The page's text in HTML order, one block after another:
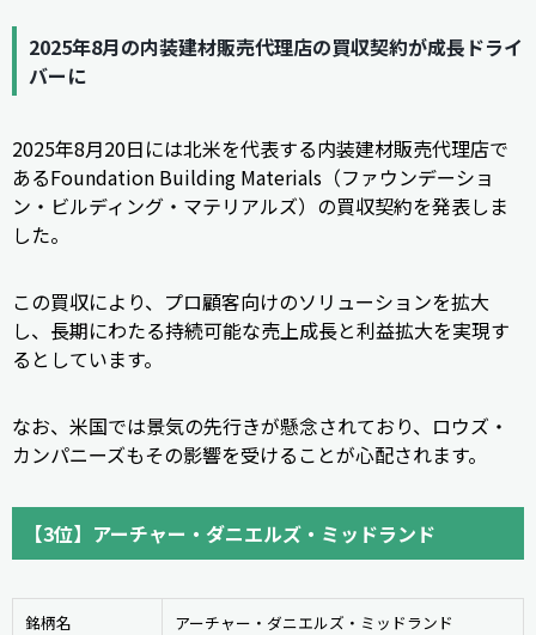
2025年8月の内装建材販売代理店の買収契約が成長ドライ
バーに
2025年8月20日には北米を代表する内装建材販売代理店で
あるFoundation Building Materials（ファウンデーショ
ン・ビルディング・マテリアルズ）の買収契約を発表しま
した。
この買収により、プロ顧客向けのソリューションを拡大
し、長期にわたる持続可能な売上成長と利益拡大を実現す
るとしています。
なお、米国では景気の先行きが懸念されており、ロウズ・
カンパニーズもその影響を受けることが心配されます。
【3位】アーチャー・ダニエルズ・ミッドランド
銘柄名 アーチャー・ダニエルズ・ミッドランド